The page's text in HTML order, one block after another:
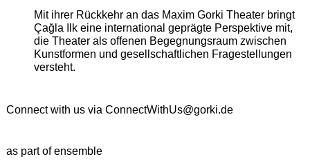
Mit ihrer Rückkehr an das Maxim Gorki Theater bringt
Çağla Ilk eine international geprägte Perspektive mit,
die Theater als offenen Begegnungsraum zwischen
Kunstformen und gesellschaftlichen Fragestellungen
versteht.
Connect with us via ConnectWithUs@gorki.de
as part of ensemble